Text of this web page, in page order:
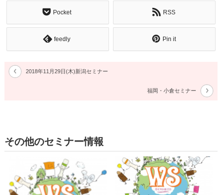
Pocket RSS
feedly Pin it
2018年11月29日(木)新潟セミナー
福岡・小倉セミナー
その他のセミナー情報